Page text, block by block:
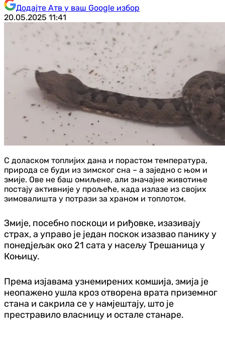
Додајте Атв у ваш Google избор
20.05.2025 11:41
С доласком топлијих дана и порастом температура,
природа се буди из зимског сна – а заједно с њом и
змије. Ове не баш омиљене, али значајне животиње
постају активније у прољеће, када излазе из својих
зимовалишта у потрази за храном и топлотом.
Змије, посебно поскоци и риђовке, изазивају
страх, а управо је један поскок изазвао панику у
понедјељак око 21 сата у насељу Трешаница у
Коњицу.
Према изјавама узнемирених комшија, змија је
неопажено ушла кроз отворена врата приземног
стана и сакрила се у намјештају, што је
престравило власницу и остале станаре.